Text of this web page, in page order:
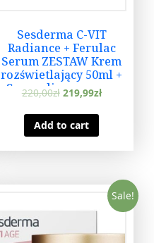
Sesderma C-VIT
Radiance + Ferulac
Serum ZESTAW Krem
rozświetlający 50ml +
Serum liposomowe
30ml
220,00zł 219,99zł
Add to cart
Sale!